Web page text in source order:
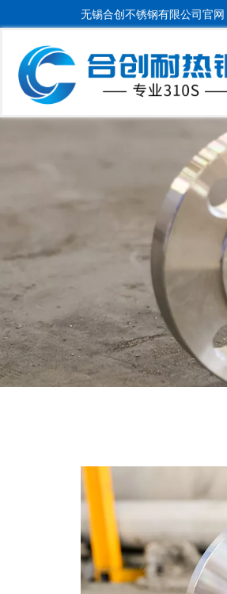
无锡合创不锈钢有限公司官网